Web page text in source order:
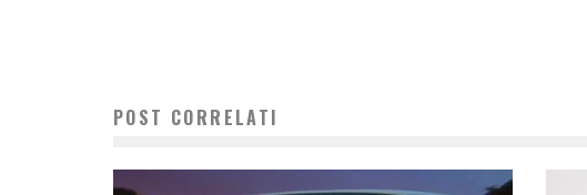
POST CORRELATI